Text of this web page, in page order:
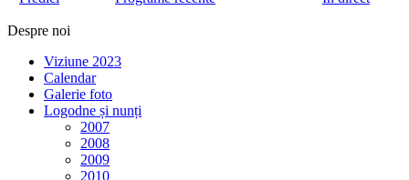
Despre noi
Viziune 2023
Calendar
Galerie foto
Logodne și nunți
2007
2008
2009
2010